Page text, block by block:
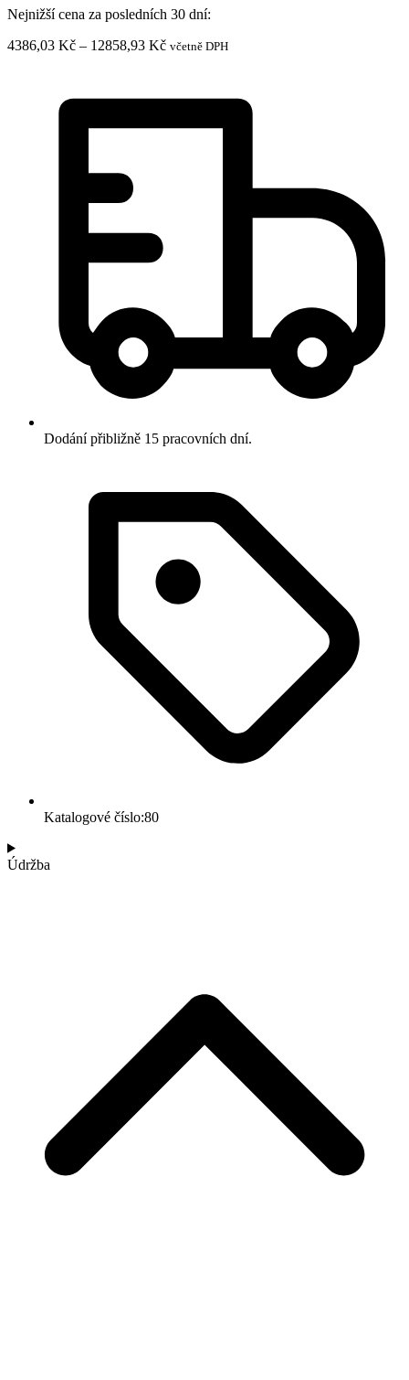
ORTHO
SIENNA
s
ciferníkem
Nejnižší cena za posledních 30 dní:
4386,03 Kč – 12858,93 KčRozpětí
včetně DPH
Dodání přibližně 15 pracovních dní.
Katalogové číslo:80
Údržba